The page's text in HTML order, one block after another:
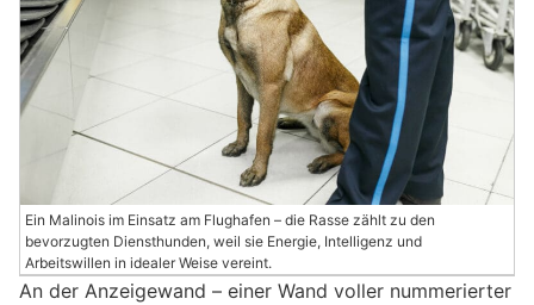
Ein Malinois im Einsatz am Flughafen – die Rasse zählt zu den
bevorzugten Diensthunden, weil sie Energie, Intelligenz und
Arbeitswillen in idealer Weise vereint.
An der Anzeigewand – einer Wand voller nummerierter